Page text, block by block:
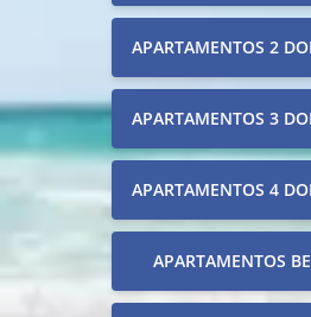
APARTAMENTOS 2
APARTAMENTOS 3
APARTAMENTOS 4
APARTAMENTOS